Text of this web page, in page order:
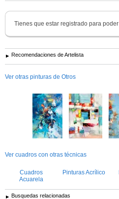
Tienes que estar registrado para poder
Recomendaciones de Artelista
Ver otras pinturas de Otros
Ver cuadros con otras técnicas
Cuadros
Acuarela
Pinturas Acrílico
Busquedas relacionadas